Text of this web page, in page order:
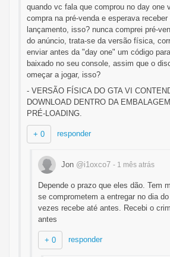
quando vc fala que comprou no day one
compra na pré-venda e esperava
lançamento, isso? nunca comprei pré-
do anúncio, trata-se da versão física,
enviar antes da "day one" um código
baixado no seu console, assim que o
omeçar a jogar, isso?
- VERSÃO FÍSICA DO GTA VI
DOWNLOAD DENTRO DA
PRÉ-LOADING.
+ 0 responder
Jon @i1oxco7 - 1 mês atrás
Depende o prazo que eles dão. Tem
se comprometem a entregar no dia
vezes recebe até antes. Recebi o
antes
+ 0 responder